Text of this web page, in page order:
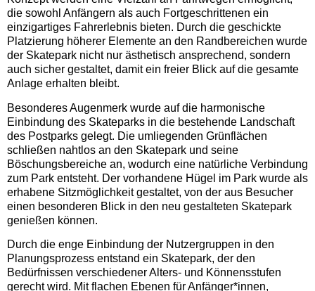
die sowohl Anfängern als auch Fortgeschrittenen ein
einzigartiges Fahrerlebnis bieten. Durch die geschickte
Platzierung höherer Elemente an den Randbereichen wurde
der Skatepark nicht nur ästhetisch ansprechend, sondern
auch sicher gestaltet, damit ein freier Blick auf die gesamte
Anlage erhalten bleibt.
Besonderes Augenmerk wurde auf die harmonische
Einbindung des Skateparks in die bestehende Landschaft
des Postparks gelegt. Die umliegenden Grünflächen
schließen nahtlos an den Skatepark und seine
Böschungsbereiche an, wodurch eine natürliche Verbindung
zum Park entsteht. Der vorhandene Hügel im Park wurde als
erhabene Sitzmöglichkeit gestaltet, von der aus Besucher
einen besonderen Blick in den neu gestalteten Skatepark
genießen können.
Durch die enge Einbindung der Nutzergruppen in den
Planungsprozess entstand ein Skatepark, der den
Bedürfnissen verschiedener Alters- und Könnensstufen
gerecht wird. Mit flachen Ebenen für Anfänger*innen,